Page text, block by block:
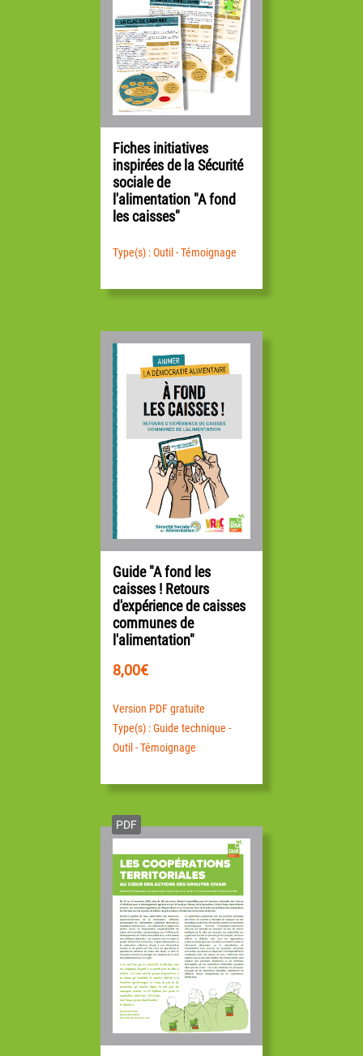
Fiches initiatives
inspirées de la Sécurité
sociale de
l'alimentation "A fond
les caisses"
Type(s) : Outil - Témoignage
Guide "A fond les
caisses ! Retours
d'expérience de caisses
communes de
l'alimentation"
8,00€
Version PDF gratuite
Type(s) : Guide technique -
Outil - Témoignage
PDF